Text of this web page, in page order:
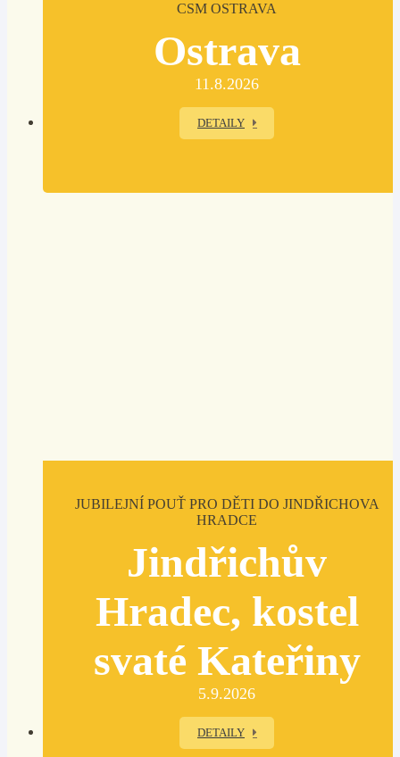
CSM OSTRAVA
Ostrava
11.8.2026
DETAILY
JUBILEJNÍ POUŤ PRO DĚTI DO JINDŘICHOVA
HRADCE
Jindřichův
Hradec, kostel
svaté Kateřiny
5.9.2026
DETAILY